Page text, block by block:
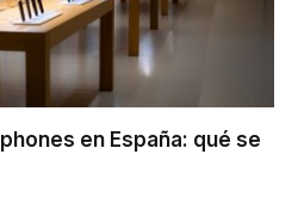
en España: qué se